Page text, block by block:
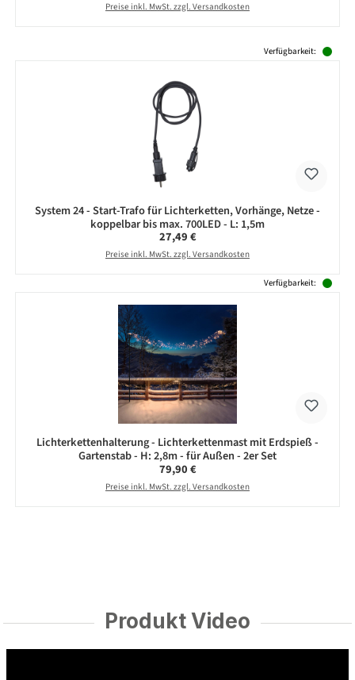
Preise inkl. MwSt. zzgl. Versandkosten
Verfügbarkeit:
System 24 - Start-Trafo für Lichterketten, Vorhänge, Netze -
koppelbar bis max. 700LED - L: 1,5m
Regulärer Preis:
27,49 €
Preise inkl. MwSt. zzgl. Versandkosten
Verfügbarkeit:
Lichterkettenhalterung - Lichterkettenmast mit Erdspieß -
Gartenstab - H: 2,8m - für Außen - 2er Set
Regulärer Preis:
79,90 €
Preise inkl. MwSt. zzgl. Versandkosten
Produkt Video